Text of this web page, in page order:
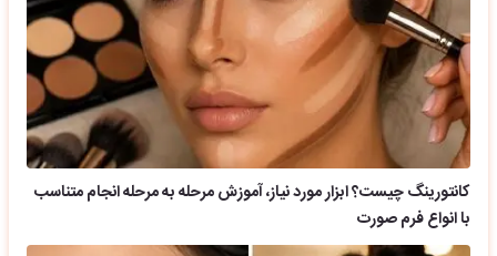
کانتورینگ چیست؟ ابزار مورد نیاز، آموزش مرحله به مرحله انجام متناسب
با انواع فرم صورت